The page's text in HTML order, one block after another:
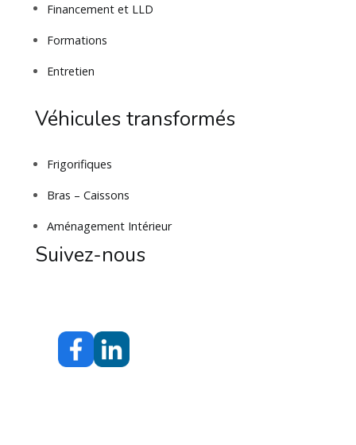
Financement et LLD
Formations
Entretien
Véhicules transformés
Frigorifiques
Bras – Caissons
Aménagement Intérieur
Suivez-nous